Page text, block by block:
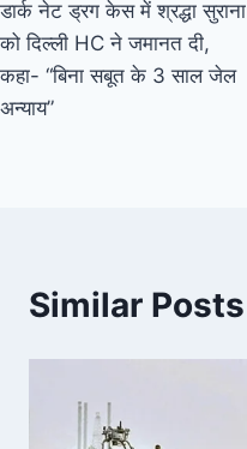
डार्क नेट ड्रग केस में श्रद्धा सुराना
को दिल्ली HC ने जमानत दी,
कहा- “बिना सबूत के 3 साल जेल
अन्याय”
Similar Posts